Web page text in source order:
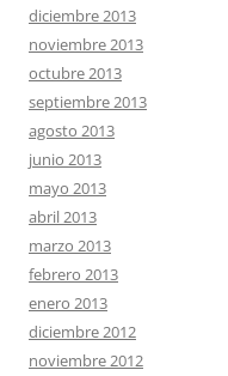
diciembre 2013
noviembre 2013
octubre 2013
septiembre 2013
agosto 2013
junio 2013
mayo 2013
abril 2013
marzo 2013
febrero 2013
enero 2013
diciembre 2012
noviembre 2012